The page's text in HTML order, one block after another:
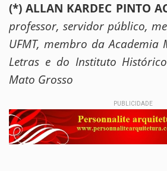
(*) ALLAN KARDEC PINTO
professor, servidor público,
UFMT, membro da Academia
Letras e do Instituto
Mato Grosso
PUBLICIDADE